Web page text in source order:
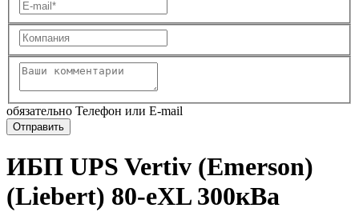
обязательно Телефон или E-mail
ИБП UPS Vertiv (Emerson)
(Liebert) 80-eXL 300кВа